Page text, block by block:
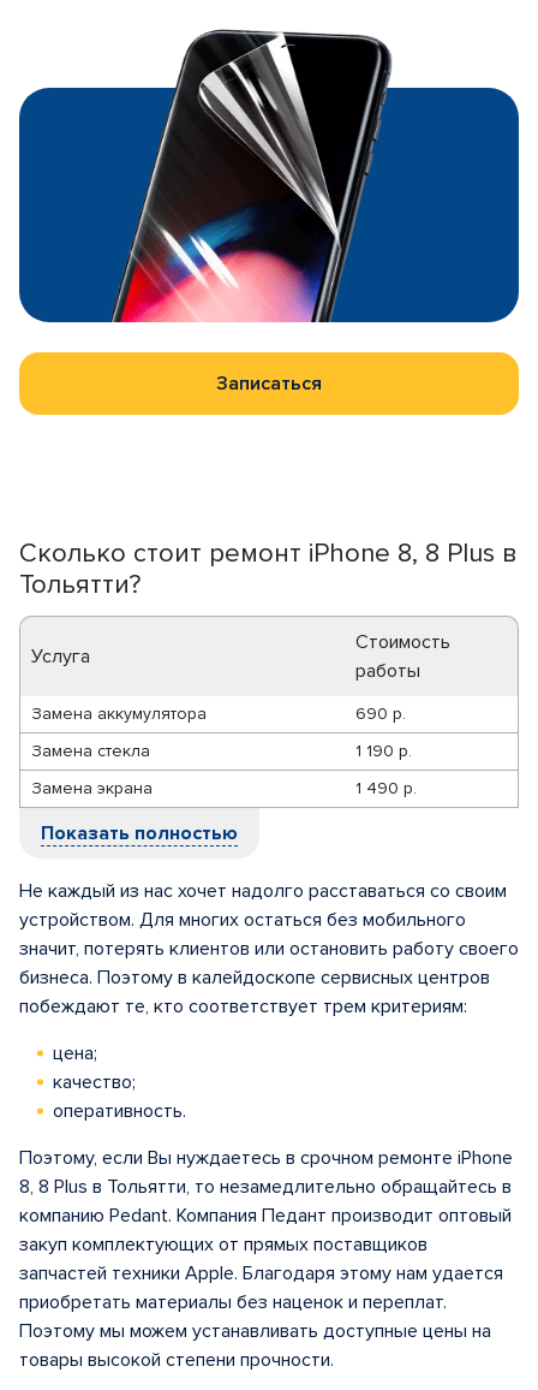
Записаться
Сколько стоит ремонт iPhone 8, 8 Plus в
Тольятти?
Услуга
Стоимость
работы
Замена аккумулятора
690 р.
Замена стекла
1 190 р.
Замена экрана
1 490 р.
Показать полностью
Не каждый из нас хочет надолго расставаться со своим
устройством. Для многих остаться без мобильного
значит, потерять клиентов или остановить работу своего
бизнеса. Поэтому в калейдоскопе сервисных центров
побеждают те, кто соответствует трем критериям:
цена;
качество;
оперативность.
Поэтому, если Вы нуждаетесь в срочном ремонте iPhone
8, 8 Plus в Тольятти, то незамедлительно обращайтесь в
компанию Pedant. Компания Педант производит оптовый
закуп комплектующих от прямых поставщиков
запчастей техники Apple. Благодаря этому нам удается
приобретать материалы без наценок и переплат.
Поэтому мы можем устанавливать доступные цены на
товары высокой степени прочности.